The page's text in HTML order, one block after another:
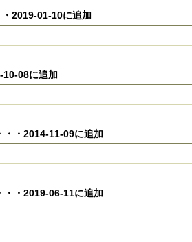
・2019-01-10に追加
10-08に追加
・・2014-11-09に追加
・・2019-06-11に追加